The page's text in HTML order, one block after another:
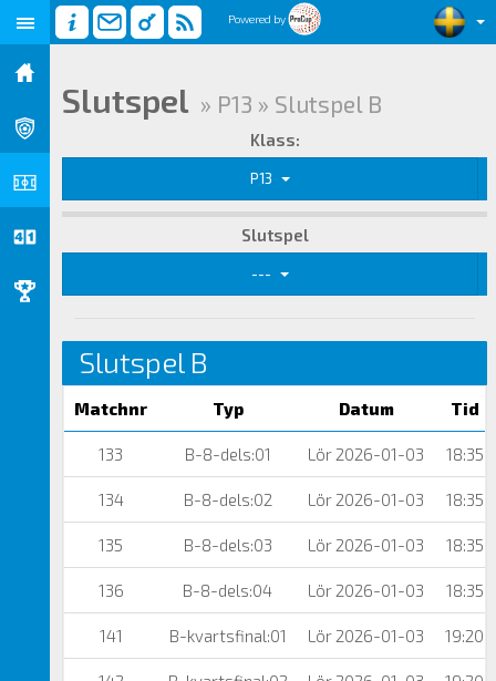
Powered by
Slutspel » P13 » Slutspel B
Klass:
P13
Slutspel
---
Slutspel B
Matchnr Typ Datum Tid
133 B-8-dels:01 Lör 2026-01-03 18:35
134 B-8-dels:02 Lör 2026-01-03 18:35
135 B-8-dels:03 Lör 2026-01-03 18:35
136 B-8-dels:04 Lör 2026-01-03 18:35
141 B-kvartsfinal:01 Lör 2026-01-03 19:20